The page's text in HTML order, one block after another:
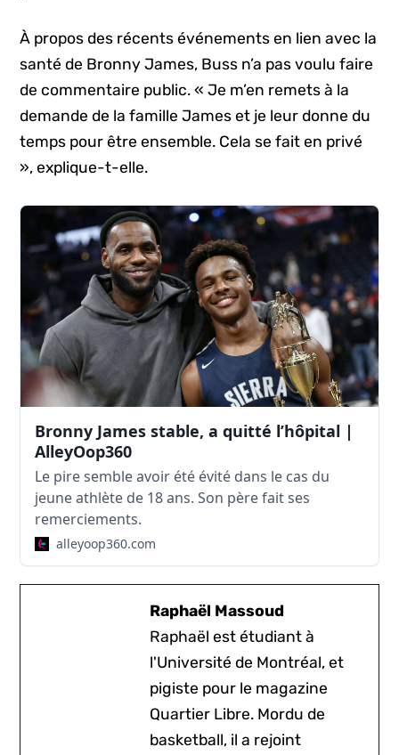
À propos des récents événements en lien avec la
santé de Bronny James, Buss n’a pas voulu faire
de commentaire public. « Je m’en remets à la
demande de la famille James et je leur donne du
temps pour être ensemble. Cela se fait en privé
», explique-t-elle.
Bronny James stable, a quitté l’hôpital |
AlleyOop360
Le pire semble avoir été évité dans le cas du
jeune athlète de 18 ans. Son père fait ses
remerciements.
alleyoop360.com
Raphaël Massoud
Raphaël est étudiant à
l'Université de Montréal, et
pigiste pour le magazine
Quartier Libre. Mordu de
basketball, il a rejoint